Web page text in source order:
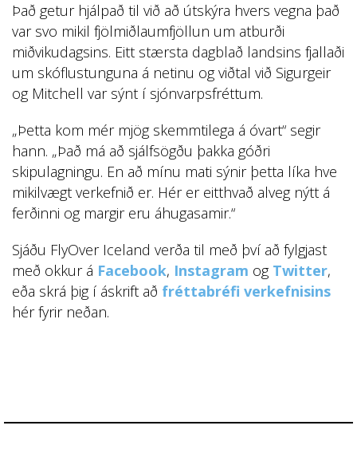
Það getur hjálpað til við að útskýra hvers vegna það
var svo mikil fjölmiðlaumfjöllun um atburði
miðvikudagsins. Eitt stærsta dagblað landsins fjallaði
um skóflustunguna á netinu og viðtal við Sigurgeir
og Mitchell var sýnt í sjónvarpsfréttum.
„Þetta kom mér mjög skemmtilega á óvart“ segir
hann. „Það má að sjálfsögðu þakka góðri
skipulagningu. En að mínu mati sýnir þetta líka hve
mikilvægt verkefnið er. Hér er eitthvað alveg nýtt á
ferðinni og margir eru áhugasamir.“
Sjáðu FlyOver Iceland verða til með því að fylgjast
með okkur á Facebook, Instagram og Twitter,
eða skrá þig í áskrift að fréttabréfi verkefnisins
hér fyrir neðan.